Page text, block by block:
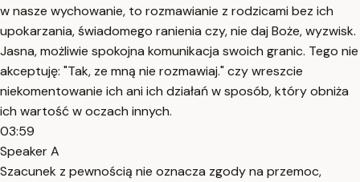
w nasze wychowanie, to rozmawianie z rodzicami bez ich
upokarzania, świadomego ranienia czy, nie daj Boże, wyzwisk.
Jasna, możliwie spokojna komunikacja swoich granic. Tego nie
akceptuję: "Tak, ze mną nie rozmawiaj." czy wreszcie
niekomentowanie ich ani ich działań w sposób, który obniża
ich wartość w oczach innych.
03:59
Speaker A
Szacunek z pewnością nie oznacza zgody na przemoc,